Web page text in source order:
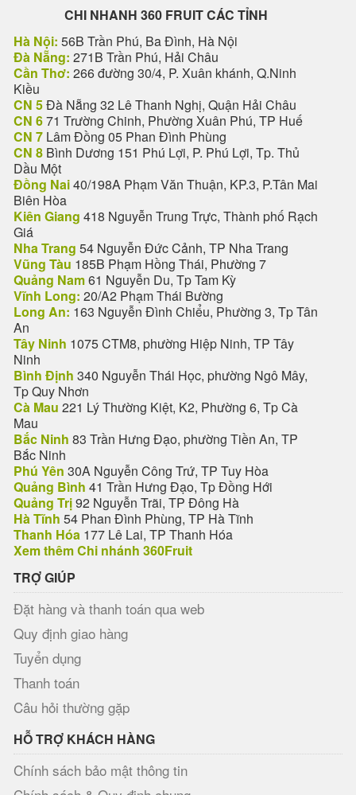
CHI NHANH 360 FRUIT CÁC TỈNH
Hà Nội: 56B Trần Phú, Ba Đình, Hà Nội
Đà Nẵng: 271B Trần Phú, Hải Châu
Cần Thơ: 266 đường 30/4, P. Xuân khánh, Q.Ninh
Kiều
CN 5Đà Nẵng 32 Lê Thanh Nghị, Quận Hải Châu
CN 671 Trường Chinh, Phường Xuân Phú, TP Huế
CN 7 Lâm Đồng 05 Phan Đình Phùng
CN 8 Bình Dương 151 Phú Lợi, P. Phú Lợi, Tp. Thủ
Dầu Một
Đồng Nai40/198A Phạm Văn Thuận, KP.3, P.Tân Mai
Biên Hòa
Kiên Giang 418 Nguyễn Trung Trực, Thành phố Rạch
Giá
Nha Trang 54 Nguyễn Đức Cảnh, TP Nha Trang
Vũng Tàu 185B Phạm Hồng Thái, Phường 7
Quảng Nam61 Nguyễn Du, Tp Tam Kỳ
Vĩnh Long: 20/A2 Phạm Thái Bường
Long An: 163 Nguyễn Đình Chiểu, Phường 3, Tp Tân
An
Tây Ninh 1075 CTM8, phường Hiệp Ninh, TP Tây
Ninh
Bình Định 340 Nguyễn Thái Học, phường Ngô Mây,
Tp Quy Nhơn
Cà Mau 221 Lý Thường Kiệt, K2, Phường 6, Tp Cà
Mau
Bắc Ninh 83 Trần Hưng Đạo, phường Tiền An, TP
Bắc Ninh
Phú Yên 30A Nguyễn Công Trứ, TP Tuy Hòa
Quảng Bình 41 Trần Hưng Đạo, Tp Đồng Hới
Quảng Trị92 Nguyễn Trãi, TP Đông Hà
Hà Tĩnh 54 Phan Đình Phùng, TP Hà Tĩnh
Thanh Hóa 177 Lê Lai, TP Thanh Hóa
Xem thêm Chi nhánh 360Fruit
TRỢ GIÚP
Đặt hàng và thanh toán qua web
Quy định giao hàng
Tuyển dụng
Thanh toán
Câu hỏi thường gặp
HỖ TRỢ KHÁCH HÀNG
Chính sách bảo mật thông tin